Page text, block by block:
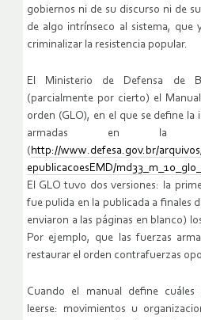
gobiernos ni de su discurso ni de
de algo intrínseco al sistema, que
criminalizar la resistencia popular.
El Ministerio de Defensa de
(parcialmente por cierto) el
orden (GLO), en el que se define la
armadas en la
(http://www.defesa.gov.br/
epublicacoesEMD/
El GLO tuvo dos versiones: la
fue pulida en la publicada a finales
enviaron a las páginas en blanco)
Por ejemplo, que las fuerzas
restaurar el orden contrafuerzas
Cuando el manual define cuáles
leerse: movimientos u